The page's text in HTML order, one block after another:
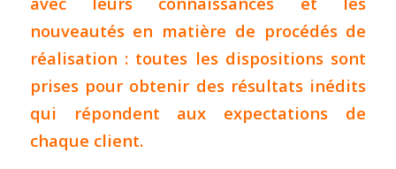
nouveautés en matière de procédés de
réalisation : toutes les dispositions sont
prises pour obtenir des résultats inédits
qui répondent aux expectations de
chaque client.